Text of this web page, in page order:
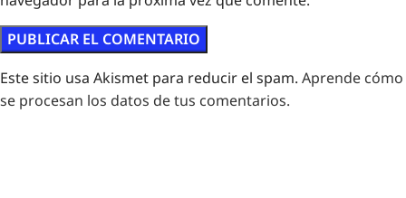
Este sitio usa Akismet para reducir el spam. Aprende cómo
se procesan los datos de tus comentarios.